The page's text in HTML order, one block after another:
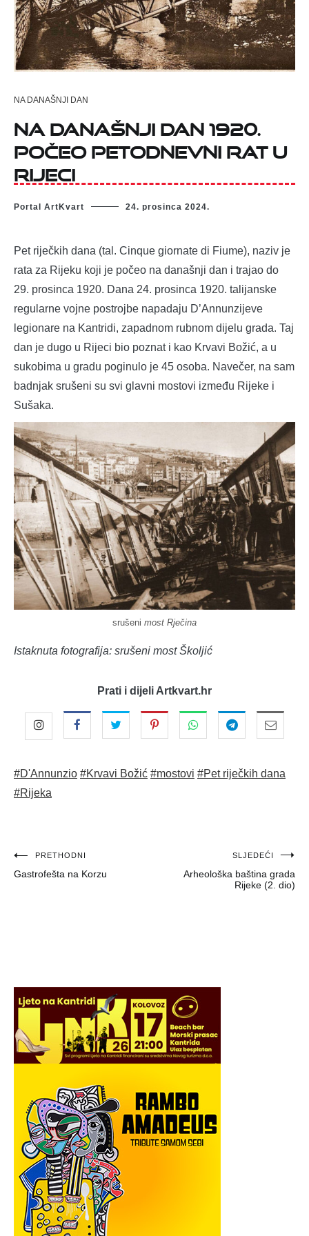
NA DANAŠNJI DAN
Na današnji dan 1920.
počeo petodnevni rat u
Rijeci
Portal ArtKvart 24. prosinca 2024.
Pet riječkih dana (tal. Cinque giornate di Fiume), naziv je
rata za Rijeku koji je počeo na današnji dan i trajao do
29. prosinca 1920. Dana 24. prosinca 1920. talijanske
regularne vojne postrojbe napadaju D’Annunzijeve
legionare na Kantridi, zapadnom rubnom dijelu grada. Taj
dan je dugo u Rijeci bio poznat i kao Krvavi Božić, a u
sukobima u gradu poginulo je 45 osoba. Navečer, na sam
badnjak srušeni su svi glavni mostovi između Rijeke i
Sušaka.
srušeni most Rječina
Istaknuta fotografija: srušeni most Školjić
Prati i dijeli Artkvart.hr
#D'Annunzio #Krvavi Božić #mostovi #Pet riječkih dana
#Rijeka
Navigacija
objava
PRETHODNI
Gastrofešta na Korzu
SLJEDEĆI
Arheološka baština grada
Rijeke (2. dio)